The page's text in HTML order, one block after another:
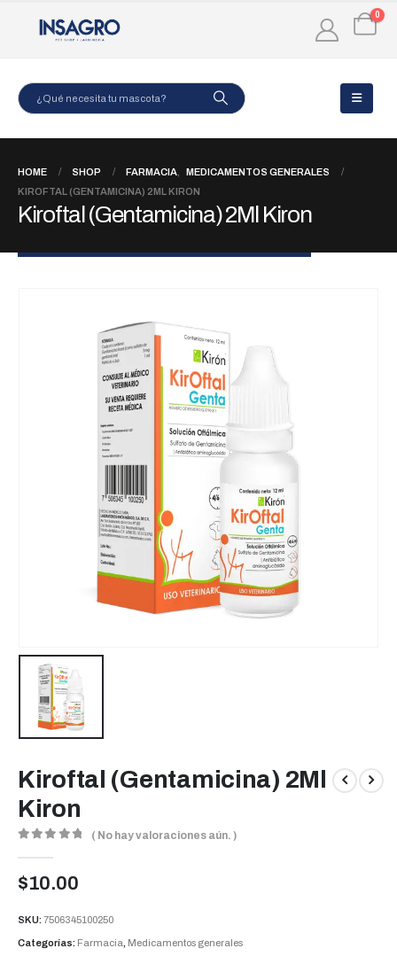
0
HOME SHOP FARMACIA
MEDICAMENTOS GENERALES
KIROFTAL (GENTAMICINA) 2ML KIRON
Kiroftal (Gentamicina) 2Ml Kiron
Kiroftal (Gentamicina) 2Ml
Kiron
( No hay valoraciones aún. )
$10.00
SKU:7506345100250
Categorías: Farmacia, Medicamentos generales